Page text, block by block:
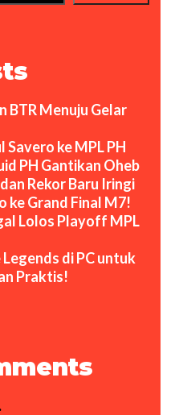
BTR Menuju Gelar
ke MPL PH
PH Gantikan Oheb
Rekor Baru Iringi
ke Grand Final M7!
Lolos Playoff MPL
di PC untuk
Praktis!